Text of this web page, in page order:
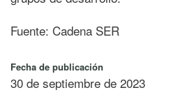
Fuente: Cadena SER
Fecha de publicación
30 de septiembre de 2023